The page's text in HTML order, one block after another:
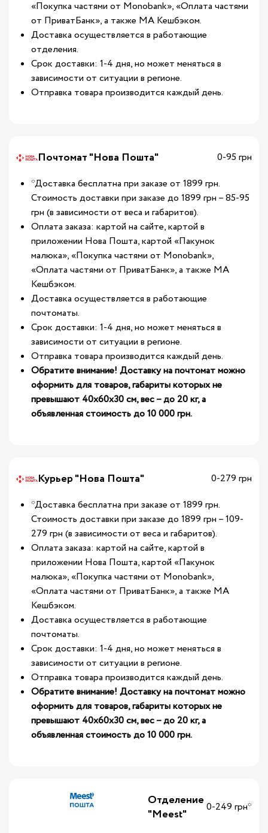
«Покупка частями от Monobank», «Оплата частями
от ПриватБанк», а также МА Кешбэком.
Доставка осуществляется в работающие
отделения.
Срок доставки: 1-4 дня, но может меняться в
зависимости от ситуации в регионе.
Отправка товара производится каждый день.
Почтомат "Нова Пошта"
0-95 грн
*Доставка бесплатна при заказе от 1899 грн.
Стоимость доставки при заказе до 1899 грн – 85-95
грн (в зависимости от веса и габаритов).
Оплата заказа: картой на сайте, картой в
приложении Нова Пошта, картой «Пакунок
малюка», «Покупка частями от Monobank»,
«Оплата частями от ПриватБанк», а также МА
Кешбэком.
Доставка осуществляется в работающие
почтоматы.
Срок доставки: 1-4 дня, но может меняться в
зависимости от ситуации в регионе.
Отправка товара производится каждый день.
Обратите внимание! Доставку на почтомат можно
оформить для товаров, габариты которых не
превышают 40х60х30 см, вес – до 20 кг, а
объявленная стоимость до 10 000 грн.
Курьер "Нова Пошта"
0-279 грн
*Доставка бесплатна при заказе от 1899 грн.
Стоимость доставки при заказе до 1899 грн – 109-
279 грн (в зависимости от веса и габаритов).
Оплата заказа: картой на сайте, картой в
приложении Нова Пошта, картой «Пакунок
малюка», «Покупка частями от Monobank»,
«Оплата частями от ПриватБанк», а также МА
Кешбэком.
Доставка осуществляется в работающие
почтоматы.
Срок доставки: 1-4 дня, но может меняться в
зависимости от ситуации в регионе.
Отправка товара производится каждый день.
Обратите внимание! Доставку на почтомат можно
оформить для товаров, габариты которых не
превышают 40х60х30 см, вес – до 20 кг, а
объявленная стоимость до 10 000 грн.
Отделение
"Meest"
0-249 грн*